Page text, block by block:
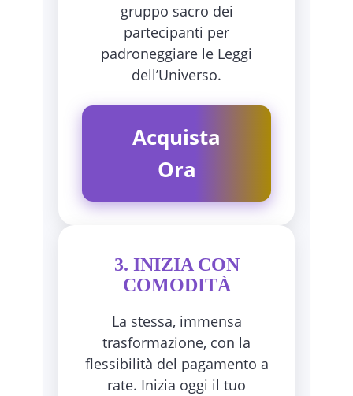
gruppo sacro dei
partecipanti per
padroneggiare le Leggi
dell’Universo.
Acquista
Ora
3. INIZIA CON
COMODITÀ
La stessa, immensa
trasformazione, con la
flessibilità del pagamento a
rate. Inizia oggi il tuo